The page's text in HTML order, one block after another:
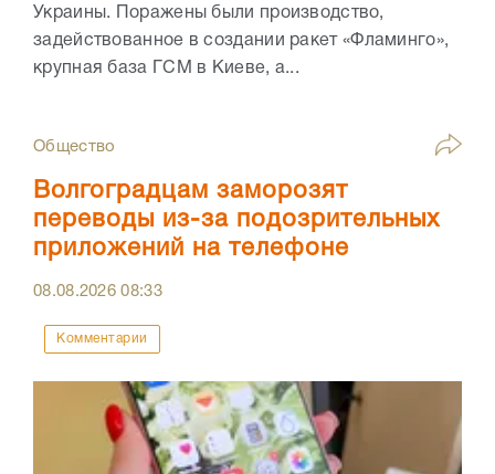
Украины. Поражены были производство,
задействованное в создании ракет «Фламинго»,
крупная база ГСМ в Киеве, а...
Общество
Волгоградцам заморозят
переводы из-за подозрительных
приложений на телефоне
08.08.202608:33
Комментарии